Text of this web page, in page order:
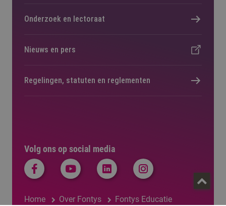
Volg ons op social media
Home Over Fontys Fontys Educatie
Onderzoek en lectoraat
Nieuws en pers
Regelingen, statuten en reglementen